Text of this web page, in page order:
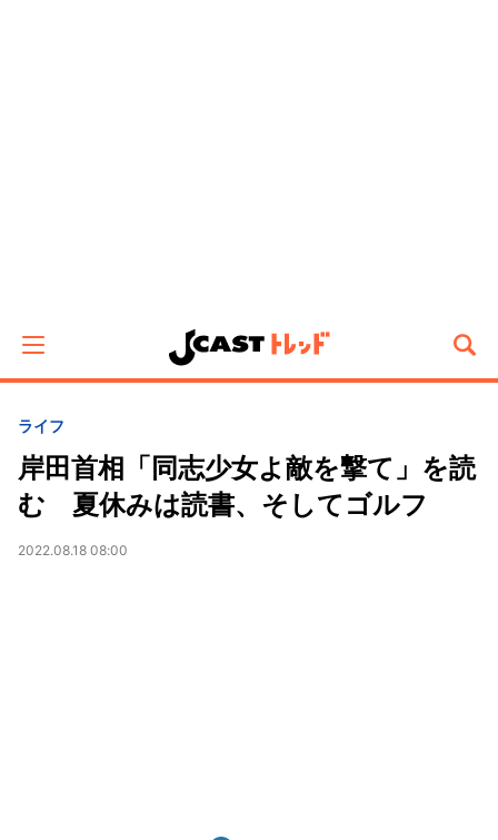
ライフ
岸田首相「同志少女よ敵を撃て」を読
む 夏休みは読書、そしてゴルフ
2022.08.18 08:00